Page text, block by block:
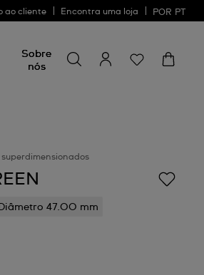
ao cliente Encontra uma loja POR PT
Sobre
nós
por
algo
superdimensionados
Diâmetro 47.00 mm